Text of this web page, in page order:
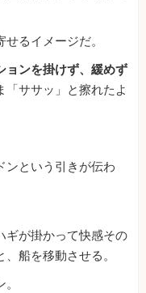
るイメージだ。
ョンを掛けず、緩めず
「ササッ」と擦れたよ
ンという引きが伝わ
ギが掛かって快感その
船を移動させる。